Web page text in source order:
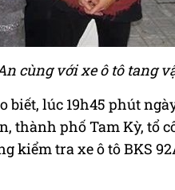
cùng với xe ô tô tang
biết, lúc 19h45 phút
thành phố Tam Kỳ, tổ
kiểm tra xe ô tô BKS